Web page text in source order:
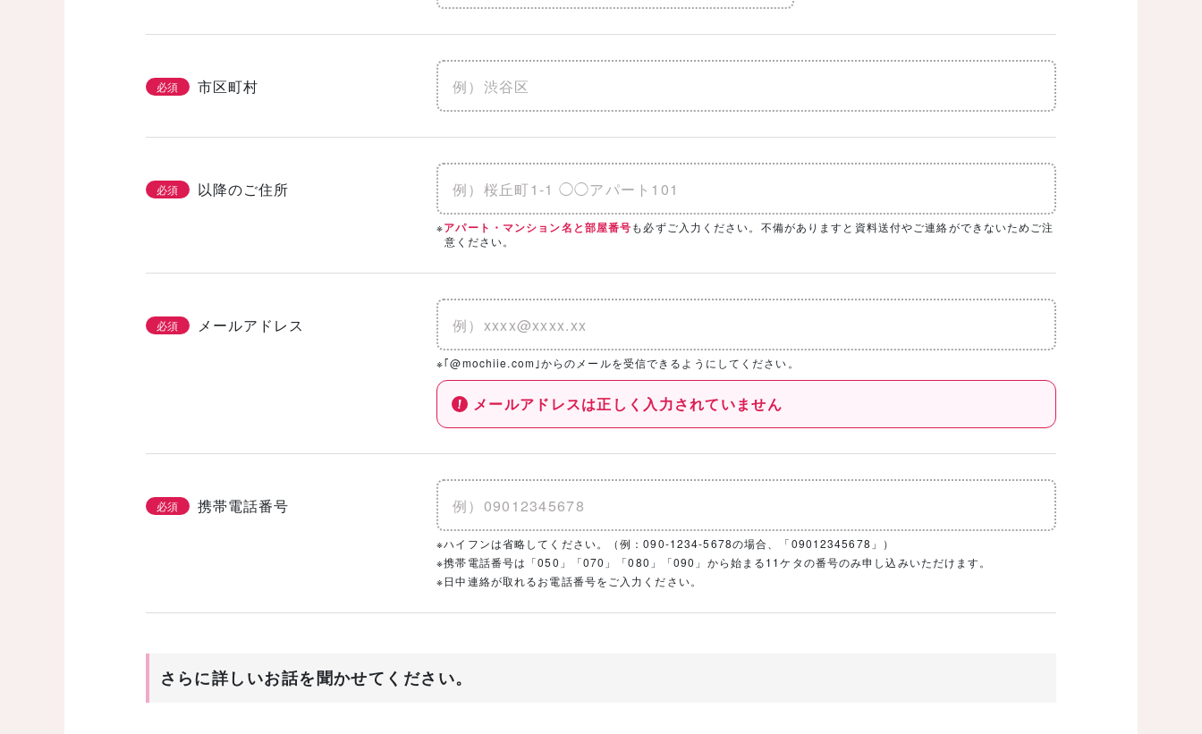
必須 市区町村
必須 以降のご住所
※アパート・マンション名と部屋番号も必ずご入力ください。不備がありますと資料送付やご連絡ができないためご注
意ください。
必須 メールアドレス
※｢@mochiie.com｣からのメールを受信できるようにしてください。
メールアドレスは正しく入力されていません
必須 携帯電話番号
※ハイフンは省略してください。（例：090-1234-5678の場合、「09012345678」）
※携帯電話番号は「050」「070」「080」「090」から始まる11ケタの番号のみ申し込みいただけます。
※日中連絡が取れるお電話番号をご入力ください。
さらに詳しいお話を聞かせてください。